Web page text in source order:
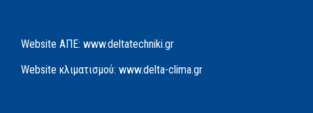
Website AΠΕ: www.deltatechniki.gr
Website κλιματισμού: www.delta-clima.gr